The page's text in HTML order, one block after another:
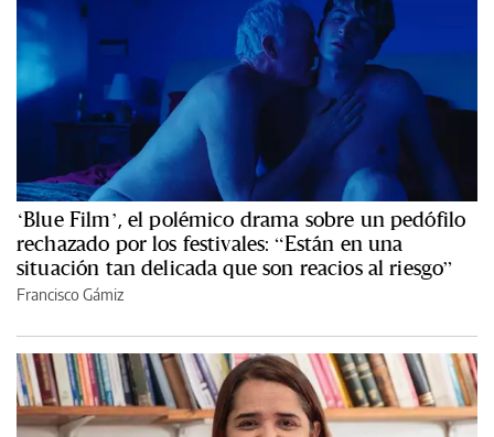
‘Blue Film’, el polémico drama sobre un pedófilo
rechazado por los festivales: “Están en una
situación tan delicada que son reacios al riesgo”
Francisco Gámiz